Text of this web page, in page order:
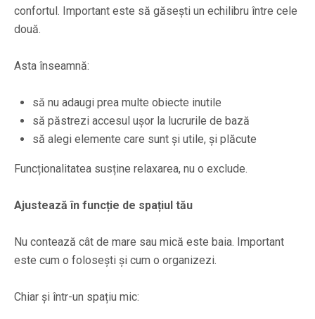
confortul. Important este să găsești un echilibru între cele
două.
Asta înseamnă:
să nu adaugi prea multe obiecte inutile
să păstrezi accesul ușor la lucrurile de bază
să alegi elemente care sunt și utile, și plăcute
Funcționalitatea susține relaxarea, nu o exclude.
Ajustează în funcție de spațiul tău
Nu contează cât de mare sau mică este baia. Important
este cum o folosești și cum o organizezi.
Chiar și într-un spațiu mic: